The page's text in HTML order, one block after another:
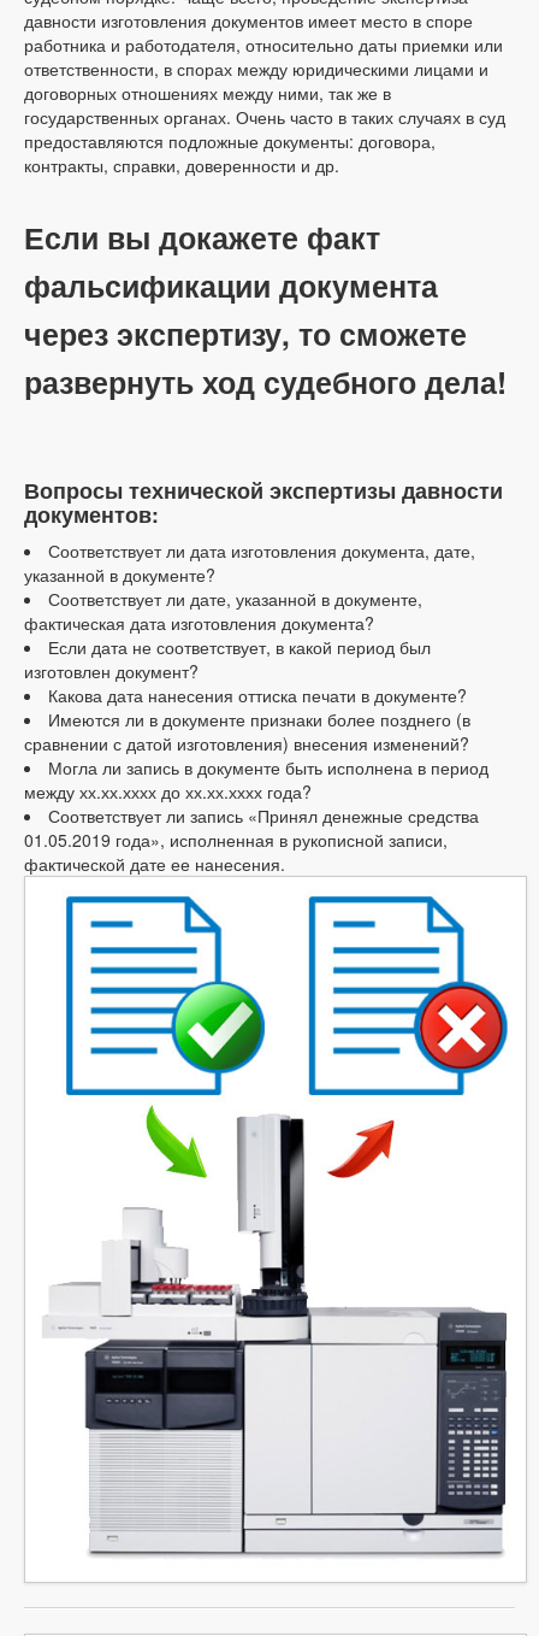
давности изготовления документов имеет место в споре
работника и работодателя, относительно даты приемки или
ответственности, в спорах между юридическими лицами и
договорных отношениях между ними, так же в
государственных органах. Очень часто в таких случаях в суд
предоставляются подложные документы: договора,
контракты, справки, доверенности и др.
Если вы докажете факт
фальсификации документа
через экспертизу, то сможете
развернуть ход судебного дела!
Вопросы технической экспертизы давности
документов:
Соответствует ли дата изготовления документа, дате,
указанной в документе?
Соответствует ли дате, указанной в документе,
фактическая дата изготовления документа?
Если дата не соответствует, в какой период был
изготовлен документ?
Какова дата нанесения оттиска печати в документе?
Имеются ли в документе признаки более позднего (в
сравнении с датой изготовления) внесения изменений?
Могла ли запись в документе быть исполнена в период
между хх.хх.хххх до хх.хх.хххх года?
Соответствует ли запись «Принял денежные средства
01.05.2019 года», исполненная в рукописной записи,
фактической дате ее нанесения.